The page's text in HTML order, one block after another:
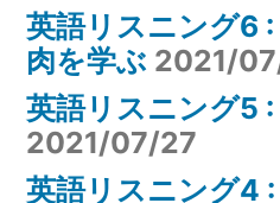
英語リスニング6
肉を学ぶ 2021/
英語リスニング5 :
2021/07/27
英語リスニング4